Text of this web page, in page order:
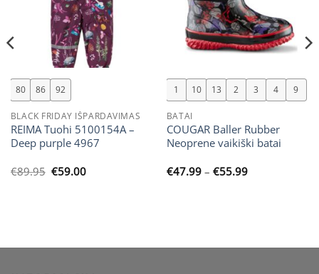
80 86 92
BLACK FRIDAY IŠPARDAVIMAS
REIMA Tuohi 5100154A –
Deep purple 4967
€89.95 Original
€59.00Current
1 10 13 2 3 4 9
BATAI
COUGAR Baller Rubber
Neoprene vaikiški batai
€47.99 – €55.99Price